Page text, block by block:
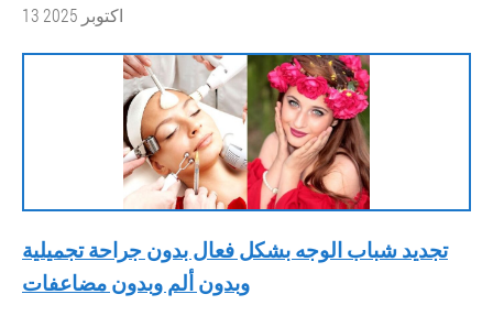
13 اكتوبر 2025
تجديد شباب الوجه بشكل فعال بدون جراحة تجميلية
وبدون ألم وبدون مضاعفات